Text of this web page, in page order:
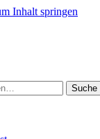
Inhalt springen
Suche